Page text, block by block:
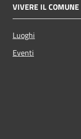
VIVERE IL COMUNE
Luoghi
Eventi